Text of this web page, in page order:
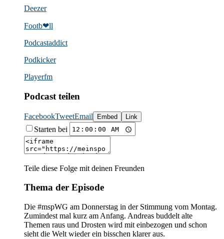
Deezer
Footb❤ll
Podcast­addict
Podkicker
Playerfm
Podcast teilen
FacebookTweetEmail Embed Link
Starten bei
Teile diese Folge mit deinen Freunden
Thema der Episode
Die #mspWG am Donnerstag in der Stimmung vom Montag.
Zumindest mal kurz am Anfang. Andreas buddelt alte
Themen raus und Drosten wird mit einbezogen und schon
sieht die Welt wieder ein bisschen klarer aus.